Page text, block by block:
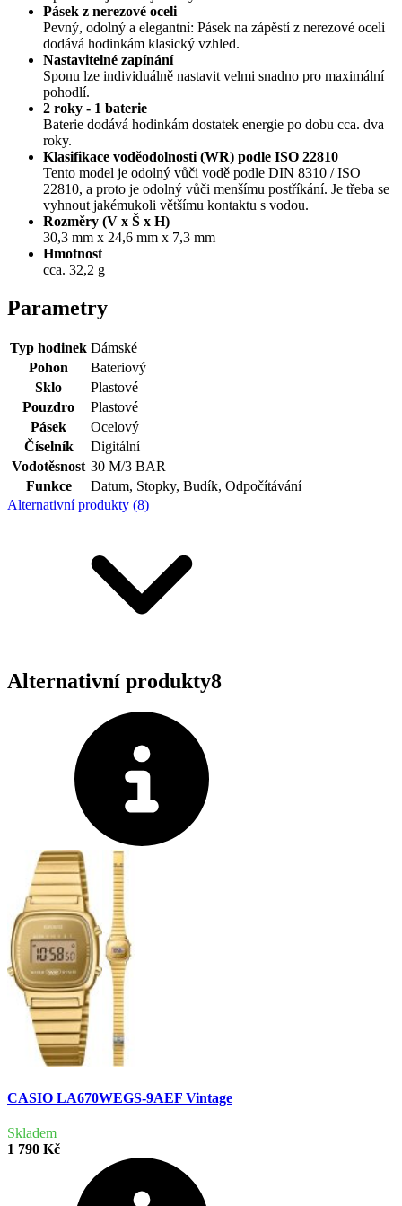
Pásek z nerezové oceli
Pevný, odolný a elegantní: Pásek na zápěstí z nerezové oceli
dodává hodinkám klasický vzhled.
Nastavitelné zapínání
Sponu lze individuálně nastavit velmi snadno pro maximální
pohodlí.
2 roky - 1 baterie
Baterie dodává hodinkám dostatek energie po dobu cca. dva
roky.
Klasifikace voděodolnosti (WR) podle ISO 22810
Tento model je odolný vůči vodě podle DIN 8310 / ISO
22810, a proto je odolný vůči menšímu postříkání. Je třeba se
vyhnout jakémukoli většímu kontaktu s vodou.
Rozměry (V x Š x H)
30,3 mm x 24,6 mm x 7,3 mm
Hmotnost
cca. 32,2 g
Parametry
Typ hodinek Dámské
Pohon
Bateriový
Sklo
Plastové
Pouzdro
Plastové
Pásek
Ocelový
Číselník
Digitální
Vodotěsnost 30 M/3 BAR
Funkce
Datum, Stopky, Budík, Odpočítávání
Alternativní produkty (8)
Alternativní produkty8
CASIO LA670WEGS-9AEF Vintage
Skladem
1 790 Kč